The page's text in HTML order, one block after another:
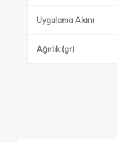
Uygulama Alanı
Ağırlık (gr)